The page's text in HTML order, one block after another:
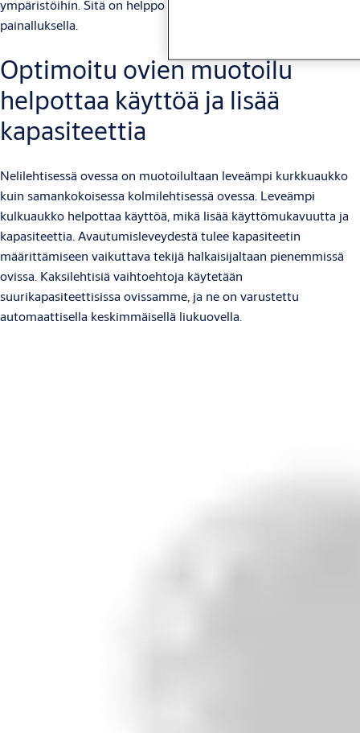
ympäristöihin. Sitä on helppo säätää yhdellä napin
painalluksella.
Optimoitu ovien muotoilu
helpottaa käyttöä ja lisää
kapasiteettia
Nelilehtisessä ovessa on muotoilultaan leveämpi kurkkuaukko
kuin samankokoisessa kolmilehtisessä ovessa. Leveämpi
kulkuaukko helpottaa käyttöä, mikä lisää käyttömukavuutta ja
kapasiteettia. Avautumisleveydestä tulee kapasiteetin
määrittämiseen vaikuttava tekijä halkaisijaltaan pienemmissä
ovissa. Kaksilehtisiä vaihtoehtoja käytetään
suurikapasiteettisissa ovissamme, ja ne on varustettu
automaattisella keskimmäisellä liukuovella.